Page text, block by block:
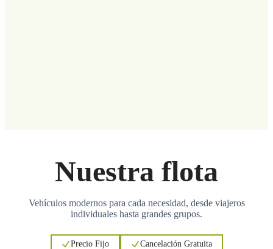
Nuestra flota
Vehículos modernos para cada necesidad, desde viajeros
individuales hasta grandes grupos.
Precio Fijo Cancelación Gratuita